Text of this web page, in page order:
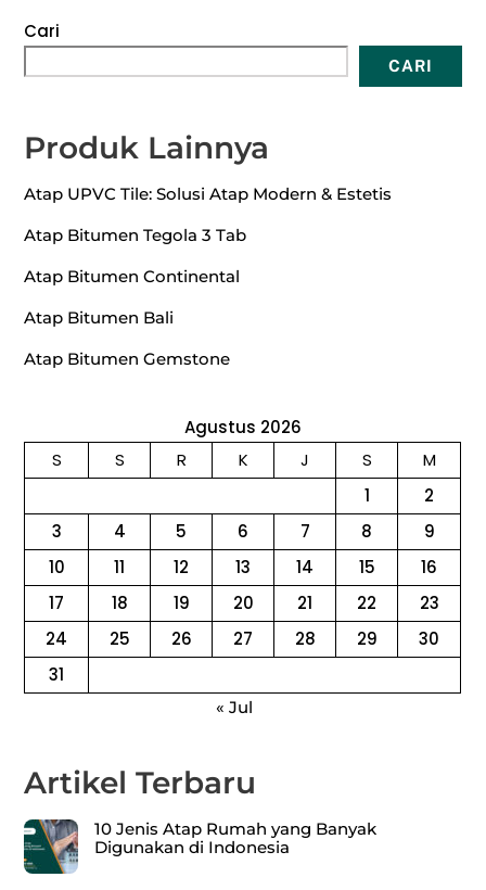
Cari
CARI
Produk Lainnya
Atap UPVC Tile: Solusi Atap Modern & Estetis
Atap Bitumen Tegola 3 Tab
Atap Bitumen Continental
Atap Bitumen Bali
Atap Bitumen Gemstone
Agustus 2026
S
S R K J S
M
1
2
3
4 5 6 7 8
9
10
11 12 13 14 15
16
17
18 19 20 21 22
23
24
25 26 27 28 29
30
31
« Jul
Artikel Terbaru
10 Jenis Atap Rumah yang Banyak
Digunakan di Indonesia